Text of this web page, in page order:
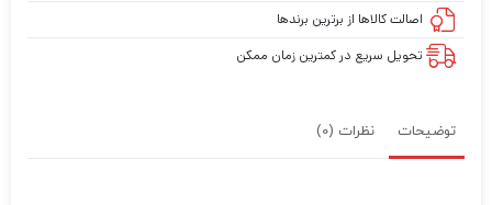
اصالت کالاها از برترین برندها
تحویل سریع در کمترین زمان ممکن
توضیحات نظرات (0)